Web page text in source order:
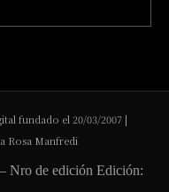
fundado el 20/03/2007 |
Rosa Manfredi
Nro de edición Edición: